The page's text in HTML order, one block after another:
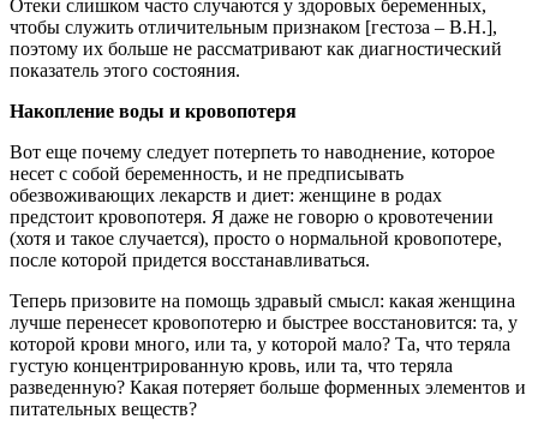
Отеки слишком часто случаются у здоровых беременных,
чтобы служить отличительным признаком [гестоза – В.Н.],
поэтому их больше не рассматривают как диагностический
показатель этого состояния.
Накопление воды и кровопотеря
Вот еще почему следует потерпеть то наводнение, которое
несет с собой беременность, и не предписывать
обезвоживающих лекарств и диет: женщине в родах
предстоит кровопотеря. Я даже не говорю о кровотечении
(хотя и такое случается), просто о нормальной кровопотере,
после которой придется восстанавливаться.
Теперь призовите на помощь здравый смысл: какая женщина
лучше перенесет кровопотерю и быстрее восстановится: та, у
которой крови много, или та, у которой мало? Та, что теряла
густую концентрированную кровь, или та, что теряла
разведенную? Какая потеряет больше форменных элементов и
питательных веществ?